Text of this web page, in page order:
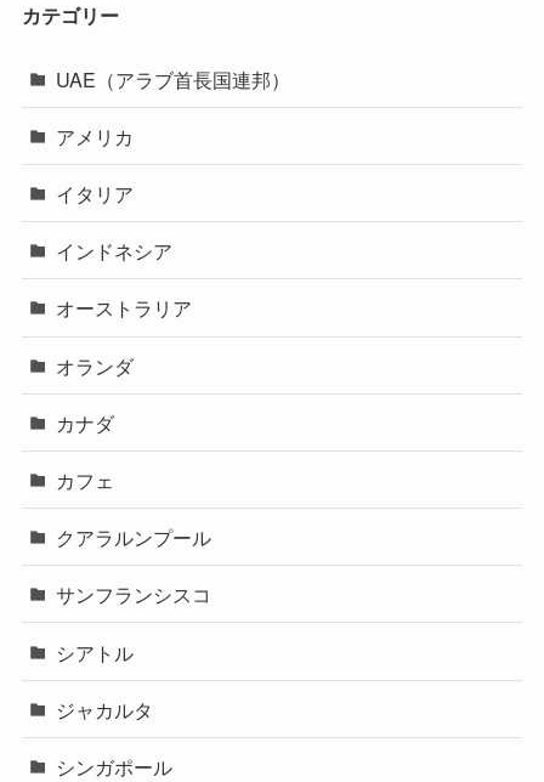
カテゴリー
UAE（アラブ首長国連邦）
アメリカ
イタリア
インドネシア
オーストラリア
オランダ
カナダ
カフェ
クアラルンプール
サンフランシスコ
シアトル
ジャカルタ
シンガポール